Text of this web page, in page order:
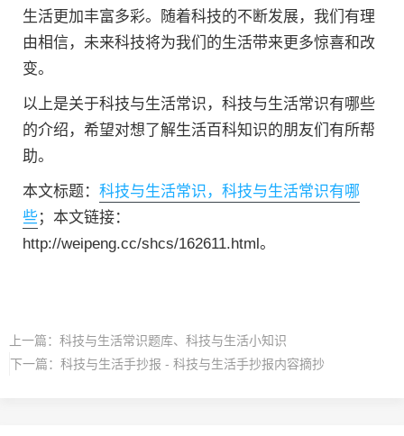
生活更加丰富多彩。随着科技的不断发展，我们有理
由相信，未来科技将为我们的生活带来更多惊喜和改
变。
以上是关于科技与生活常识，科技与生活常识有哪些
的介绍，希望对想了解生活百科知识的朋友们有所帮
助。
本文标题： 科技与生活常识，科技与生活常识有哪
些；本文链接：
http://weipeng.cc/shcs/162611.html。
上一篇： 科技与生活常识题库、科技与生活小知识
下一篇： 科技与生活手抄报 - 科技与生活手抄报内容摘抄